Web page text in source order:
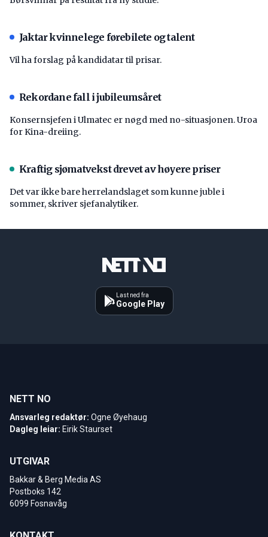
Jaktar kvinnelege førebilete og talent
Vil ha forslag på kandidatar til prisar.
Rekordane fall i jubileumsåret
Konsernsjefen i Ulmatec er nøgd med no-situasjonen. Uroa
for Kina-dreiing.
Kraftig sjømatvekst drevet av høyere priser
Det var ikke bare herrelandslaget som kunne juble i
sommer, skriver sjefanalytiker.
Last ned fra
Google Play
NETT NO
Ansvarleg redaktør: Ogne Øyehaug
Dagleg leiar: Eirik Staurset
UTGIVAR
Bakkar & Berg Media AS
Postboks 142
6099 Fosnavåg